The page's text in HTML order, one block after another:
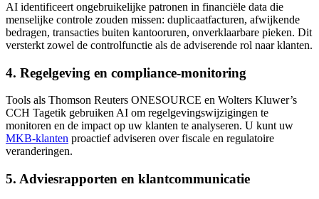
AI identificeert ongebruikelijke patronen in financiële data die
menselijke controle zouden missen: duplicaatfacturen, afwijkende
bedragen, transacties buiten kantooruren, onverklaarbare pieken. Dit
versterkt zowel de controlfunctie als de adviserende rol naar klanten.
4. Regelgeving en compliance-monitoring
Tools als Thomson Reuters ONESOURCE en Wolters Kluwer’s
CCH Tagetik gebruiken AI om regelgevingswijzigingen te
monitoren en de impact op uw klanten te analyseren. U kunt uw
MKB-klanten proactief adviseren over fiscale en regulatoire
veranderingen.
5. Adviesrapporten en klantcommunicatie